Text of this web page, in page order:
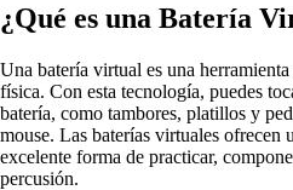
¿Qué es una Batería
Una batería virtual es una
física. Con esta tecnología, puedes
batería, como tambores, platillos y
mouse. Las baterías virtuales ofrecen
excelente forma de practicar,
percusión.